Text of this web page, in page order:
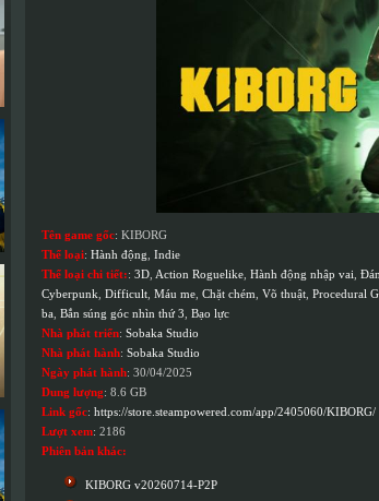
Tên game gốc: KIBORG
Thể loại: Hành động Indie
Thể loại chi tiết:: 3D Action Roguelike Hành động nhập vai
Cyberpunk Difficult Máu me Chặt chém Võ thuật Procedural
ba Bắn súng góc nhìn thứ 3 Bạo lực
Nhà phát triển: Sobaka Studio
Nhà phát hành: Sobaka Studio
Ngày phát hành: 30/04/2025
Dung lượng: 8.6 GB
Link gốc: https://store.steampowered.com/app/2405060/KIBORG/
Lượt xem: 2186
Phiên bản khác:
KIBORG v20260714-P2P